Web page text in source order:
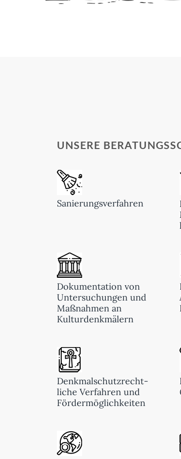
UNSERE
Sanierungsverfahren
Dokumentation von
Untersuchungen und
Maßnahmen an
Kulturdenkmälern
Denkmalschutzrecht-
liche Verfahren und
Fördermöglichkeiten